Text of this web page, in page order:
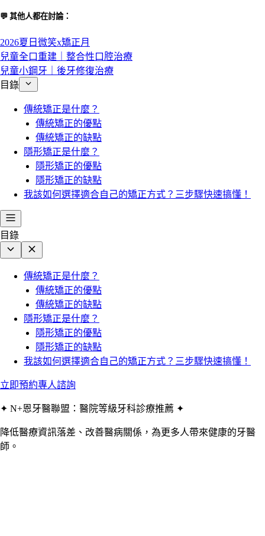
💬 其他人都在討論：
2026夏日微笑x矯正月
兒童全口重建｜整合性口腔治療
兒童小鋼牙｜後牙修復治療
目錄
傳統矯正是什麼？
傳統矯正的優點
傳統矯正的缺點
隱形矯正是什麼？
隱形矯正的優點
隱形矯正的缺點
我該如何選擇適合自己的矯正方式？三步驟快速搞懂！
目錄
傳統矯正是什麼？
傳統矯正的優點
傳統矯正的缺點
隱形矯正是什麼？
隱形矯正的優點
隱形矯正的缺點
我該如何選擇適合自己的矯正方式？三步驟快速搞懂！
立即預約專人諮詢
✦ N+恩牙醫聯盟：醫院等級牙科診療推薦 ✦
降低醫療資訊落差、改善醫病關係，為更多人帶來健康的牙醫
師。